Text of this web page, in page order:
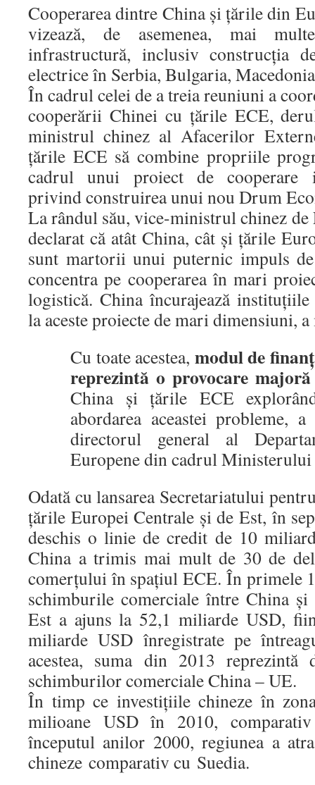
Cooperarea dintre China şi ţările din
vizează, de asemenea, mai
infrastructură, inclusiv construcţia
electrice în Serbia, Bulgaria,
În cadrul celei de a treia reuniuni a
cooperării Chinei cu ţările ECE,
ministrul chinez al Afacerilor
ţările ECE să combine propriile
cadrul unui proiect de cooperare
privind construirea unui nou Drum
La rândul său, vice-ministrul chinez de
declarat că atât China, cât şi ţările
sunt martorii unui puternic impuls
concentra pe cooperarea în mari
logistică. China încurajează
la aceste proiecte de mari dimensiuni,
Cu toate acestea, modul de
reprezintă o provocare
China şi ţările ECE
abordarea aceastei probleme,
directorul general al
Europene din cadrul Ministerului
Odată cu lansarea Secretariatului
ţările Europei Centrale şi de Est, în
deschis o linie de credit de 10
China a trimis mai mult de 30 de
comerţului în spaţiul ECE. În primele
schimburile comerciale între China
Est a ajuns la 52,1 miliarde USD,
miliarde USD înregistrate pe
acestea, suma din 2013
schimburilor comerciale China – UE.
În timp ce investiţiile chineze în
milioane USD în 2010,
începutul anilor 2000, regiunea a
chineze comparativ cu Suedia.